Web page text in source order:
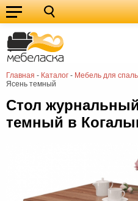
Главная - Каталог - Мебель для
Ясень темный
Кухонные
гарнитуры
Мебель
для
кухни
Мебель
для
спальни
Кровати
Шкафы
Диваны
Стол
темный в